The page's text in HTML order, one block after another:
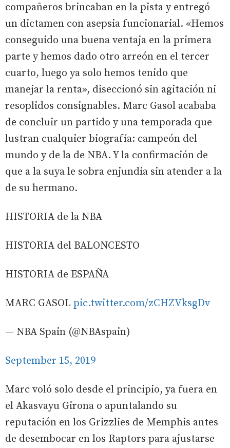
compañeros brincaban en la pista y entregó
un dictamen con asepsia funcionarial. «Hemos
conseguido una buena ventaja en la primera
parte y hemos dado otro arreón en el tercer
cuarto, luego ya solo hemos tenido que
manejar la renta», diseccionó sin agitación ni
resoplidos consignables. Marc Gasol acababa
de concluir un partido y una temporada que
lustran cualquier biografía: campeón del
mundo y de la de NBA. Y la confirmación de
que a la suya le sobra enjundia sin atender a la
de su hermano.
HISTORIA de la NBA
HISTORIA del BALONCESTO
HISTORIA de ESPAÑA
MARC GASOL pic.twitter.com/zCHZVksgDv
— NBA Spain (@NBAspain)
September 15, 2019
Marc voló solo desde el principio, ya fuera en
el Akasvayu Girona o apuntalando su
reputación en los Grizzlies de Memphis antes
de desembocar en los Raptors para ajustarse